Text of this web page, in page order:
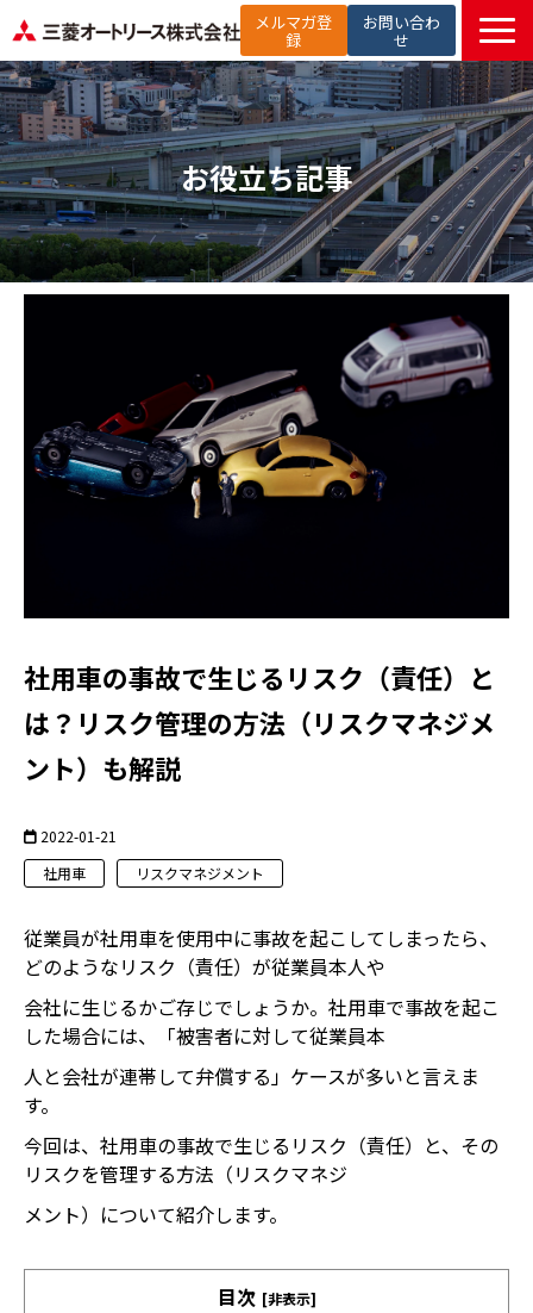
メルマガ登
録
お問い合わ
せ
TOP
提供サービス
解決したい課題から探す
選ばれる理由
お役立ち記事
セミナー
よくあるご質問
お役立ち記事
社用車の事故で生じるリスク（責任）と
は？リスク管理の方法（リスクマネジメ
ント）も解説
2022-01-21
社用車
リスクマネジメント
従業員が社用車を使用中に事故を起こしてしまったら、
どのようなリスク（責任）が従業員本人や
会社に生じるかご存じでしょうか。社用車で事故を起こ
した場合には、「被害者に対して従業員本
人と会社が連帯して弁償する」ケースが多いと言えま
す。
今回は、社用車の事故で生じるリスク（責任）と、その
リスクを管理する方法（リスクマネジ
メント）について紹介します。
目次 [非表示]